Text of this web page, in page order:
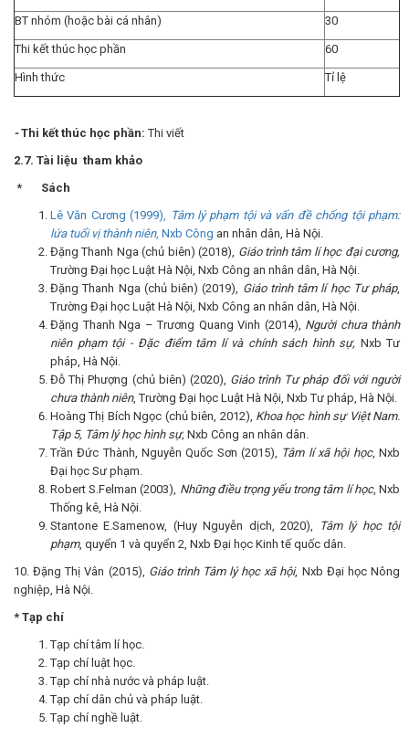
BT nhóm (hoặc bài cá nhân) 30
Thi kết thúc học phần 60
Hình thức Tỉ lệ
-Thi kết thúc học phần: Thi viết
2.7. Tài liệu tham khảo
* Sách
Lê Văn Cương (1999), Tâm lý phạm tội và vấn đề chống tội phạm:
lứa tuổi vị thành niên, Nxb Công an nhân dân, Hà Nội.
Đặng Thanh Nga (chủ biên) (2018), Giáo trình tâm lí học đại cương,
Trường Đại học Luật Hà Nội, Nxb Công an nhân dân, Hà Nội.
Đặng Thanh Nga (chủ biên) (2019), Giáo trình tâm lí học Tư pháp,
Trường Đại học Luật Hà Nội, Nxb Công an nhân dân, Hà Nội.
Đặng Thanh Nga – Trương Quang Vinh (2014), Người chưa thành
niên phạm tội - Đặc điểm tâm lí và chính sách hình sự, Nxb Tư
pháp, Hà Nội.
Đỗ Thị Phượng (chủ biên) (2020), Giáo trình Tư pháp đối với người
chưa thành niên, Trường Đại học Luật Hà Nội, Nxb Tư pháp, Hà Nội.
Hoàng Thị Bích Ngọc (chủ biên, 2012), Khoa học hình sự Việt Nam.
Tập 5, Tâm lý học hình sự, Nxb Công an nhân dân.
Trần Đức Thành, Nguyễn Quốc Sơn (2015), Tâm lí xã hội học, Nxb
Đại học Sư phạm.
Robert S.Felman (2003), Những điều trọng yếu trong tâm lí học, Nxb
Thống kê, Hà Nội.
Stantone E.Samenow, (Huy Nguyễn dịch, 2020),
Tâm lý học tội
phạm, quyển 1 và quyển 2, Nxb Đại học Kinh tế quốc dân.
10. Đặng Thị Vân (2015), Giáo trình Tâm lý học xã hội, Nxb Đại học Nông
nghiệp, Hà Nội.
* Tạp chí
Tạp chí tâm lí học.
Tạp chí luật học.
Tạp chí nhà nước và pháp luật.
Tạp chí dân chủ và pháp luật.
Tạp chí nghề luật.